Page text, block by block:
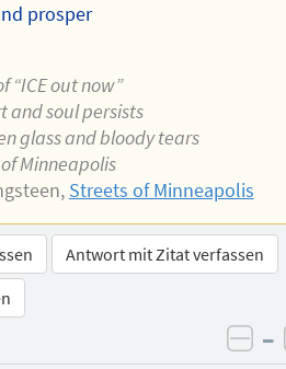
prosper
“ICE out now”
and soul persists
glass and bloody tears
Minneapolis
Streets of Minneapolis
Antwort mit Zitat verfassen
–